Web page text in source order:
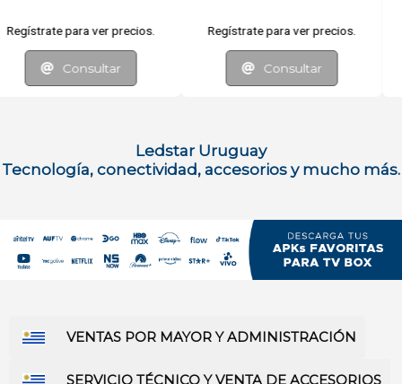
precios. Regístrate para ver precios. Regístrate para
Ledstar Uruguay
Tecnología, conectividad, accesorios y mucho más.
VENTAS POR MAYOR Y ADMINISTRACIÓN
SERVICIO TÉCNICO Y VENTA DE ACCESORIOS